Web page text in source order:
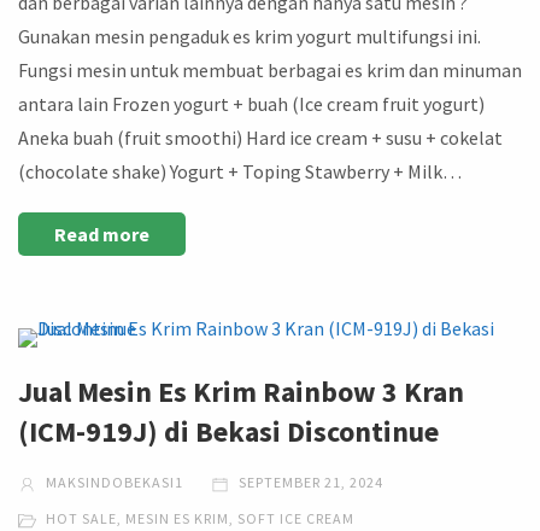
Gunakan mesin pengaduk es krim yogurt multifungsi ini.
Fungsi mesin untuk membuat berbagai es krim dan minuman
antara lain Frozen yogurt + buah (Ice cream fruit yogurt)
Aneka buah (fruit smoothi) Hard ice cream + susu + cokelat
(chocolate shake) Yogurt + Toping Stawberry + Milk…
Read more
Jual Mesin Es Krim Rainbow 3 Kran
(ICM-919J) di Bekasi Discontinue
MAKSINDOBEKASI1 SEPTEMBER 21, 2024
HOT SALE, MESIN ES KRIM, SOFT ICE CREAM